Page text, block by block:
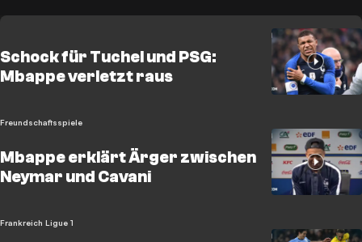
Schock für Tuchel und PSG:
Mbappe verletzt raus
Freundschaftsspiele
Mbappe erklärt Ärger zwischen
Neymar und Cavani
Frankreich Ligue 1